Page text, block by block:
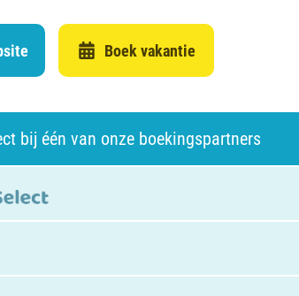
Boek vakantie
bij één van onze boekingspartners